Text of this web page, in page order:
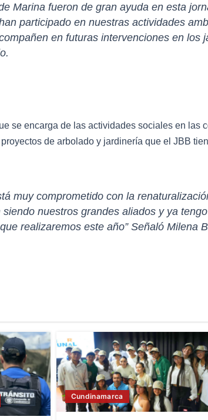
Marina fueron de gran ayuda en esta
participado en nuestras actividades
en futuras intervenciones en los
se encarga de las actividades sociales en las
de arbolado y jardinería que el JBB
muy comprometido con la
nuestros grandes aliados y ya
realizaremos este año” Señaló Milena
Cundinamarca